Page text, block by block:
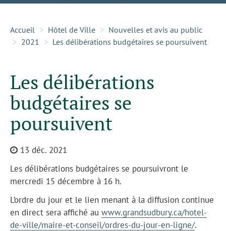
Accueil Hôtel de Ville
Nouvelles et avis au public
2021
Les délibérations budgétaires se poursuivent
Les délibérations
budgétaires se
poursuivent
13 déc. 2021
Les délibérations budgétaires se poursuivront le
mercredi 15 décembre à 16 h.
L’ordre du jour et le lien menant à la diffusion continue
en direct sera affiché au www.grandsudbury.ca/hotel-
de-ville/maire-et-conseil/ordres-du-jour-en-ligne/.